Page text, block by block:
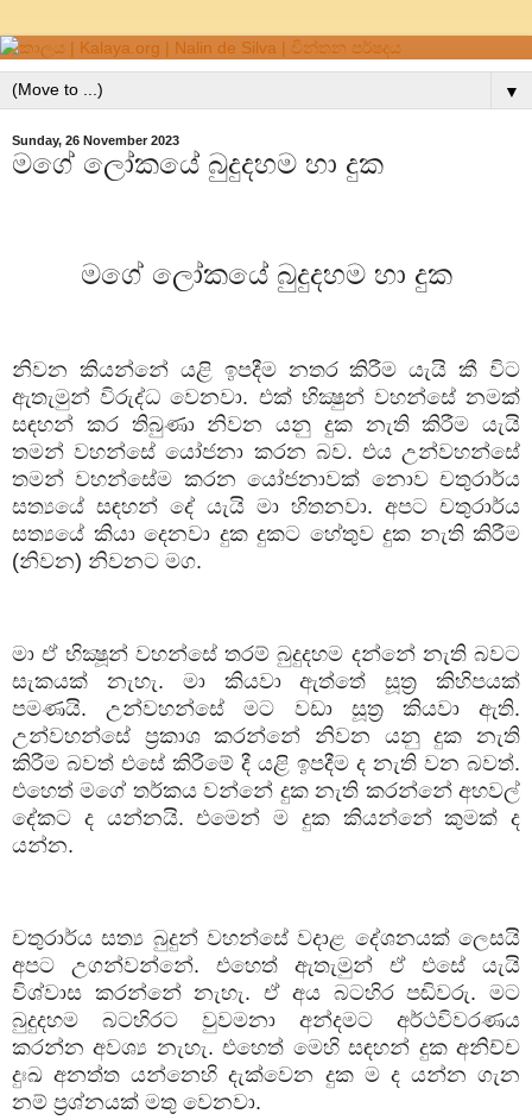
▼
Sunday, 26 November 2023
මගේ ලෝකයේ බුදුදහම හා දුක
මගේ ලෝකයේ බුදුදහම හා දුක
නිවන කියන්නේ යළි ඉපදීම නතර කිරීම යැයි කී විට
ඇතැමුන් විරුද්ධ වෙනවා. එක් භික්‍ෂුන් වහන්සේ නමක්
සඳහන් කර තිබුණා නිවන යනු දුක නැති කිරීම යැයි
තමන් වහන්සේ යෝජනා කරන බව. එය උන්වහන්සේ
තමන් වහන්සේම කරන යෝජනාවක් නොව චතුරාර්ය
සත්‍යයේ සඳහන් දේ යැයි මා හිතනවා. අපට චතුරාර්ය
සත්‍යයේ කියා දෙනවා දුක දුකට හේතුව දුක නැති කිරීම
(නිවන) නිවනට මග.
මා ඒ භික්‍ෂූන් වහන්සේ තරම් බුදුදහම දන්නේ නැති බවට
සැකයක්
නැහැ. මා කියවා ඇත්තේ සූත්‍ර
කිහිපයක්
පමණයි.උන්වහන්සේ මට වඩා සූත්‍ර කියවා ඇති.
උන්වහන්සේ ප්‍රකාශ කරන්නේ නිවන යනු දුක
නැති
කිරීම බවත් එසේ කිරීමේ දී යළි ඉපදීම ද නැති වන බවත්.
එහෙත් මගේ තර්කය වන්නේ දුක නැති කරන්නේ අහවල්
දේකට ද යන්නයි.එමෙන් ම දුක කියන්නේ කුමක් ද
යන්න.
චතුරාර්ය සත්‍ය බුදුන් වහන්සේ වදාළ දේශනයක් ලෙසයි
අපට
උගන්වන්නේ. එහෙත් ඇතැමුන් ඒ එසේ
යැයි
විශ්වාස කරන්නේ නැහැ.ඒ අය බටහිර පඬිවරු.මට
බුදුදහම
බටහිරට වුවමනා අන්දමට
අර්ථවිවරණය
කරන්න අවශ්‍ය නැහැ.එහෙත් මෙහි සඳහන් දුක අනිච්ච
දුඃඛ අනත්ත යන්නෙහි දැක්වෙන දුක ම ද යන්න ගැන
නම් ප්‍රශ්නයක් මතු වෙනවා.